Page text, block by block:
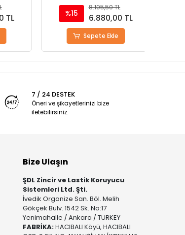
%15
8.105,50 TL
6.880,00 TL
Sepete Ekle
7 / 24 DESTEK
Öneri ve şikayetlerinizi bize
iletebilirsiniz.
Bize Ulaşın
ŞDL Zincir ve Lastik Koruyucu
Sistemleri Ltd. Şti.
İvedik Organize San. Böl. Melih
Gökçek Bulv. 1542 Sk. No:17
Yenimahalle / Ankara / TURKEY
FABRİKA:HACIBALI Köyü, HACIBALI